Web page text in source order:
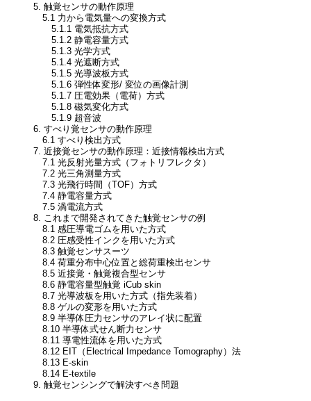
5. 触覚センサの動作原理
5.1 力から電気量への変換方式
5.1.1 電気抵抗方式
5.1.2 静電容量方式
5.1.3 光学方式
5.1.4 光遮断方式
5.1.5 光導波板方式
5.1.6 弾性体変形/ 変位の画像計測
5.1.7 圧電効果（電荷）方式
5.1.8 磁気変化方式
5.1.9 超音波
6. すべり覚センサの動作原理
6.1 すべり検出方式
7. 近接覚センサの動作原理：近接情報検出方式
7.1 光反射光量方式（フォトリフレクタ）
7.2 光三角測量方式
7.3 光飛行時間（TOF）方式
7.4 静電容量方式
7.5 渦電流方式
8. これまで開発されてきた触覚センサの例
8.1 感圧導電ゴムを用いた方式
8.2 圧感受性インクを用いた方式
8.3 触覚センサスーツ
8.4 荷重分布中心位置と総荷重検出センサ
8.5 近接覚・触覚複合型センサ
8.6 静電容量型触覚 iCub skin
8.7 光導波板を用いた方式（指先装着）
8.8 ゲルの変形を用いた方式
8.9 半導体圧力センサのアレイ状に配置
8.10 半導体式せん断力センサ
8.11 導電性流体を用いた方式
8.12 EIT（Electrical Impedance Tomography）法
8.13 E-skin
8.14 E-textile
9. 触覚センシングで解決すべき問題